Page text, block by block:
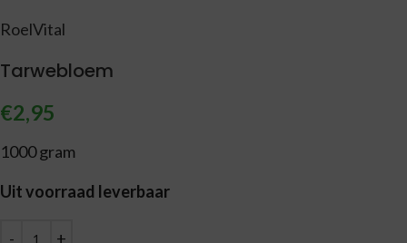
RoelVital
Tarwebloem
€2,95
1000 gram
Uit voorraad leverbaar
Alternative: